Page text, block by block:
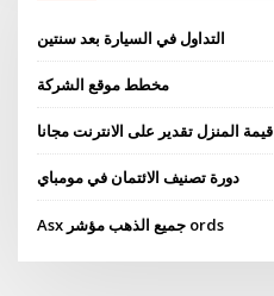
التداول في السيارة بعد سنتين
مخطط موقع الشركة
قيمة المنزل تقدير على الانترنت مجانا
دورة تصنيف الائتمان في مومباي
Asx جميع الذهب مؤشر ords